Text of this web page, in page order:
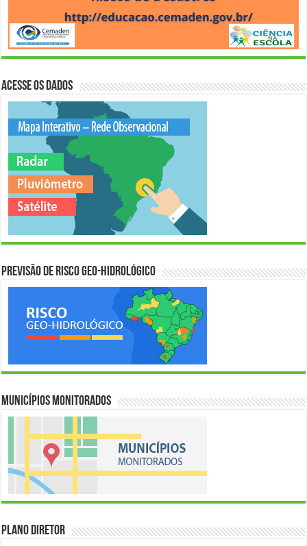
Acesse os Dados
Previsão de Risco Geo-Hidrológico
Municípios Monitorados
Plano Diretor